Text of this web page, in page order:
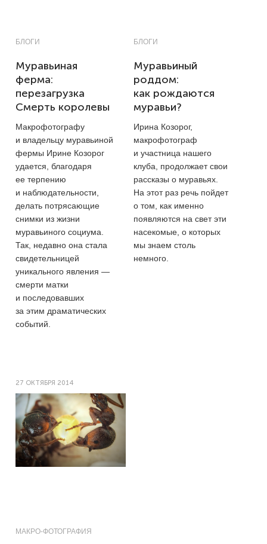
БЛОГИ
Муравьиная
ферма:
перезагрузка
Смерть королевы
Макрофотографу
и владельцу муравьиной
фермы Ирине Козорог
удается, благодаря
ее терпению
и наблюдательности,
делать потрясающие
снимки из жизни
муравьиного социума.
Так, недавно она стала
свидетельницей
уникального явления —
смерти матки
и последовавших
за этим драматических
событий.
БЛОГИ
Муравьиный
роддом:
как рождаются
муравьи?
Ирина Козорог,
макрофотограф
и участница нашего
клуба, продолжает свои
рассказы о муравьях.
На этот раз речь пойдет
о том, как именно
появляются на свет эти
насекомые, о которых
мы знаем столь
немного.
27 ОКТЯБРЯ 2014
МАКРО-ФОТОГРАФИЯ